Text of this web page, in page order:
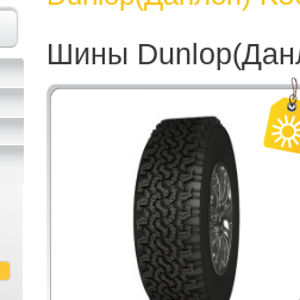
Шины